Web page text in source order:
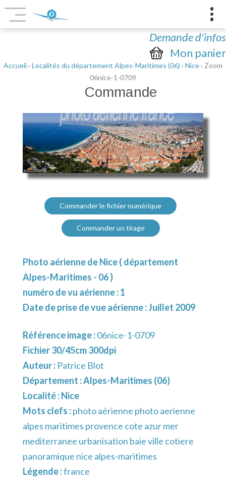
Demande d'infos
Mon panier
Accueil › Localités du département Alpes-Maritimes (06) › Nice› Zoom
06nice-1-0709
Commande
Commander le fichier numérique
Commander un tirage
Photo aérienne de Nice ( département
Alpes-Maritimes - 06 )
numéro de vu aérienne : 1
Date de prise de vue aérienne : Juillet 2009
Référence image :06nice-1-0709
Fichier 30/45cm 300dpi
Auteur : Patrice Blot
Département :Alpes-Maritimes (06)
Localité :Nice
Mots clefs :photo aérienne photo aerienne
alpes maritimes provence cote azur mer
mediterranee urbanisation baie ville cotiere
panoramique nice alpes-maritimes
Légende :france